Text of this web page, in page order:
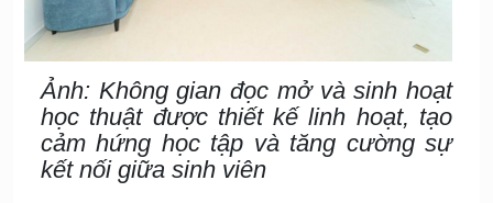
Ảnh: Không gian đọc mở và sinh hoạt
học thuật được thiết kế linh hoạt, tạo
cảm hứng học tập và tăng cường sự
kết nối giữa sinh viên